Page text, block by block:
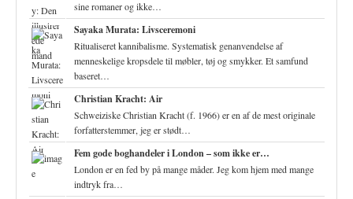
sine romaner og ikke…
Sayaka Murata: Livsceremoni
Ritualiseret kannibalisme. Systematisk genanvendelse af
menneskelige kropsdele til møbler, tøj og smykker. Et samfund
baseret…
Christian Kracht: Air
Schweiziske Christian Kracht (f. 1966) er en af de mest originale
forfatterstemmer, jeg er stødt…
Fem gode boghandeler i London – som ikke er…
London er en fed by på mange måder. Jeg kom hjem med mange
indtryk fra…